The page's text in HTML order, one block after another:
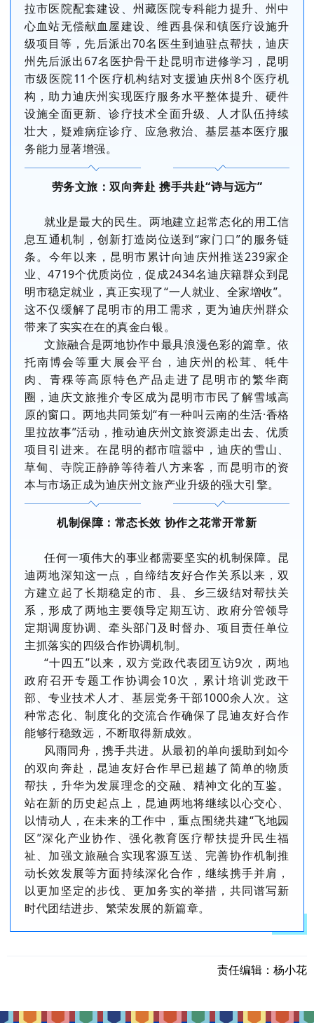
拉市医院配套建设、州藏医院专科能力提升、州中
心血站无偿献血屋建设、维西县保和镇医疗设施升
级项目等，先后派出70名医生到迪驻点帮扶，迪庆
州先后派出67名医护骨干赴昆明市进修学习，昆明
市级医院11个医疗机构结对支援迪庆州8个医疗机
构，助力迪庆州实现医疗服务水平整体提升、硬件
设施全面更新、诊疗技术全面升级、人才队伍持续
壮大，疑难病症诊疗、应急救治、基层基本医疗服
务能力显著增强。
劳务文旅：双向奔赴 携手共赴“诗与远方”
就业是最大的民生。两地建立起常态化的用工信
息互通机制，创新打造岗位送到“家门口”的服务链
条。今年以来，昆明市累计向迪庆州推送239家企
业、4719个优质岗位，促成2434名迪庆籍群众到昆
明市稳定就业，真正实现了“一人就业、全家增收”。
这不仅缓解了昆明市的用工需求，更为迪庆州群众
带来了实实在在的真金白银。
文旅融合是两地协作中最具浪漫色彩的篇章。依
托南博会等重大展会平台，迪庆州的松茸、牦牛
肉、青稞等高原特色产品走进了昆明市的繁华商
圈，迪庆文旅推介专区成为昆明市市民了解雪域高
原的窗口。两地共同策划“有一种叫云南的生活·香格
里拉故事”活动，推动迪庆州文旅资源走出去、优质
项目引进来。在昆明的都市喧嚣中，迪庆的雪山、
草甸、寺院正静静等待着八方来客，而昆明市的资
本与市场正成为迪庆州文旅产业升级的强大引擎。
机制保障：常态长效 协作之花常开常新
任何一项伟大的事业都需要坚实的机制保障。昆
迪两地深知这一点，自缔结友好合作关系以来，双
方建立起了长期稳定的市、县、乡三级结对帮扶关
系，形成了两地主要领导定期互访、政府分管领导
定期调度协调、牵头部门及时督办、项目责任单位
主抓落实的四级合作协调机制。
“十四五”以来，双方党政代表团互访9次，两地
政府召开专题工作协调会10次，累计培训党政干
部、专业技术人才、基层党务干部1000余人次。这
种常态化、制度化的交流合作确保了昆迪友好合作
能够行稳致远，不断取得新成效。
风雨同舟，携手共进。从最初的单向援助到如今
的双向奔赴，昆迪友好合作早已超越了简单的物质
帮扶，升华为发展理念的交融、精神文化的互鉴。
站在新的历史起点上，昆迪两地将继续以心交心、
以情动人，在未来的工作中，重点围绕共建“飞地园
区”深化产业协作、强化教育医疗帮扶提升民生福
祉、加强文旅融合实现客源互送、完善协作机制推
动长效发展等方面持续深化合作，继续携手并肩，
以更加坚定的步伐、更加务实的举措，共同谱写新
时代团结进步、繁荣发展的新篇章。
责任编辑： 杨小花